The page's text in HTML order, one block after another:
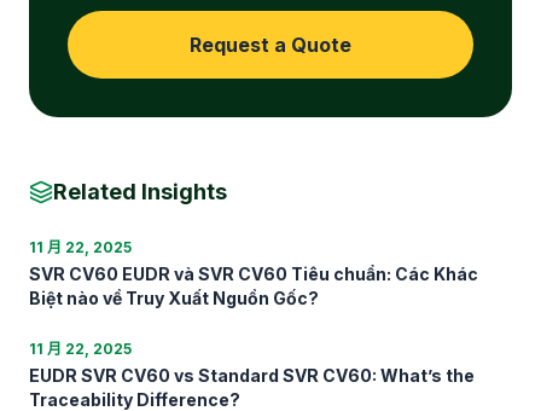
Request a Quote
Related Insights
11 月 22, 2025
SVR CV60 EUDR và SVR CV60 Tiêu chuẩn: Các Khác
Biệt nào về Truy Xuất Nguồn Gốc?
11 月 22, 2025
EUDR SVR CV60 vs Standard SVR CV60: What’s the
Traceability Difference?